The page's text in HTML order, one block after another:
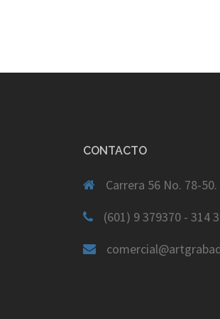
CONTACTO
Carrera 56 No. 78-
(601) 9 379370 - 314